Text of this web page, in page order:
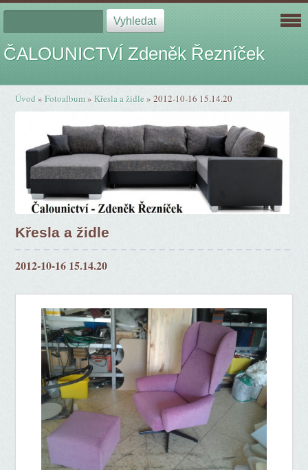
ČALOUNICTVÍ Zdeněk Řezníček
Úvod »Fotoalbum»Křesla a židle »2012-10-16 15.14.20
Křesla a židle
2012-10-16 15.14.20